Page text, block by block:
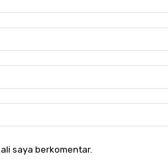
saya berkomentar.